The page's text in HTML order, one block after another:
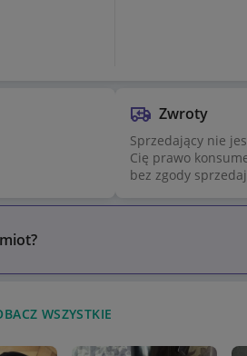
Zwroty
Sprzedający nie
Cię prawo
bez zgody
WSZYSTKIE